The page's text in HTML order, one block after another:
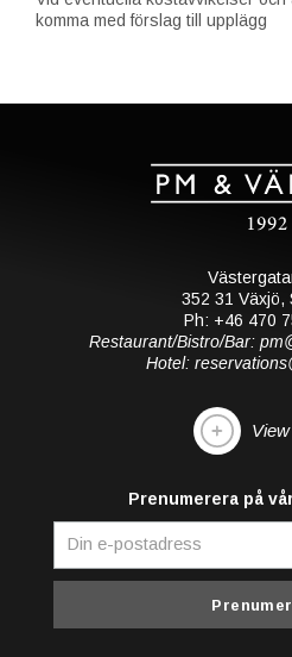
komma med förslag till upplägg
352 31 Växjö,
Ph: +46 470
Restaurant/Bistro/Bar:
Hotel:
Prenumerera på